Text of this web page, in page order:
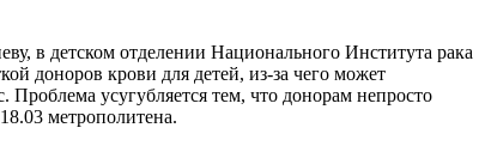
в детском отделении Национального Института рака
доноров крови для детей, из-за чего может
Проблема усугубляется тем, что донорам непросто
метрополитена.